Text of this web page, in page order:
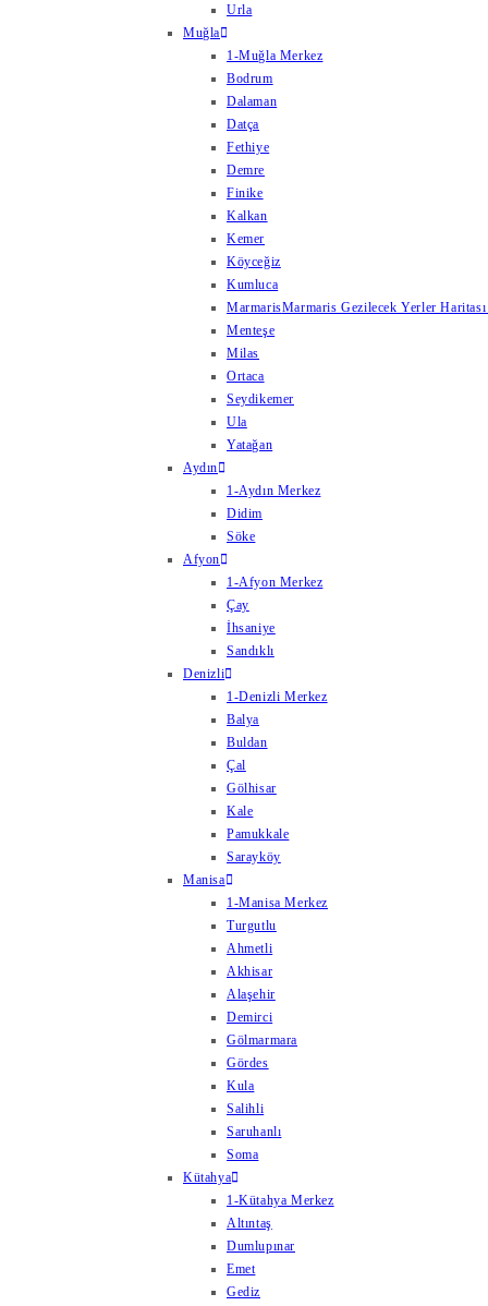
Urla
Muğla
1-Muğla Merkez
Bodrum
Dalaman
Datça
Fethiye
Demre
Finike
Kalkan
Kemer
Köyceğiz
Kumluca
MarmarisMarmaris Gezilecek Yerler
Menteşe
Milas
Ortaca
Seydikemer
Ula
Yatağan
Aydın
1-Aydın Merkez
Didim
Söke
Afyon
1-Afyon Merkez
Çay
İhsaniye
Sandıklı
Denizli
1-Denizli Merkez
Balya
Buldan
Çal
Gölhisar
Kale
Pamukkale
Sarayköy
Manisa
1-Manisa Merkez
Turgutlu
Ahmetli
Akhisar
Alaşehir
Demirci
Gölmarmara
Gördes
Kula
Salihli
Saruhanlı
Soma
Kütahya
1-Kütahya Merkez
Altıntaş
Dumlupınar
Emet
Gediz